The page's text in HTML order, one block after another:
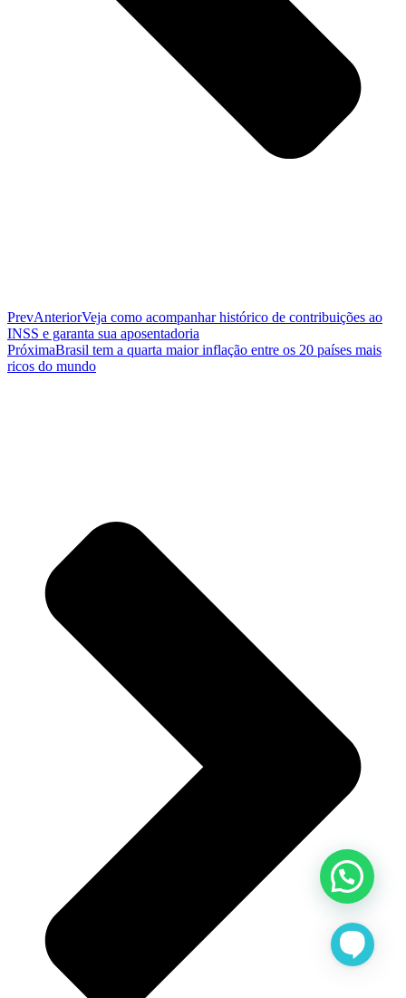
PrevAnteriorVeja como acompanhar histórico de contribuições ao
INSS e garanta sua aposentadoria
PróximaBrasil tem a quarta maior inflação entre os 20 países mais
ricos do mundo